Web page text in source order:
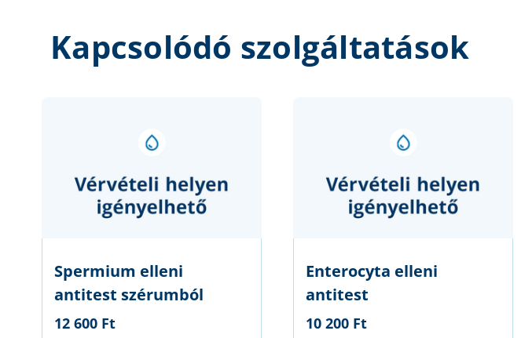
Kapcsolódó szolgáltatások
Spermium elleni
antitest szérumból
12 600 Ft
Enterocyta elleni
antitest
10 200 Ft